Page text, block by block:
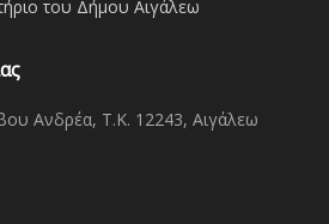
του Δήμου Αιγάλεω
Ανδρέα, Τ.Κ. 12243, Αιγάλεω